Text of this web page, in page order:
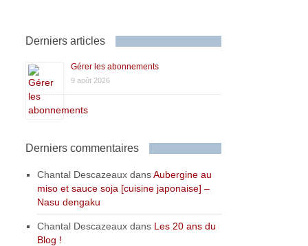
Derniers articles
Gérer les abonnements
9 août 2026
Derniers commentaires
Chantal Descazeaux dansAubergine au
miso et sauce soja [cuisine japonaise] –
Nasu dengaku
Chantal Descazeaux dans Les 20 ans du
Blog !